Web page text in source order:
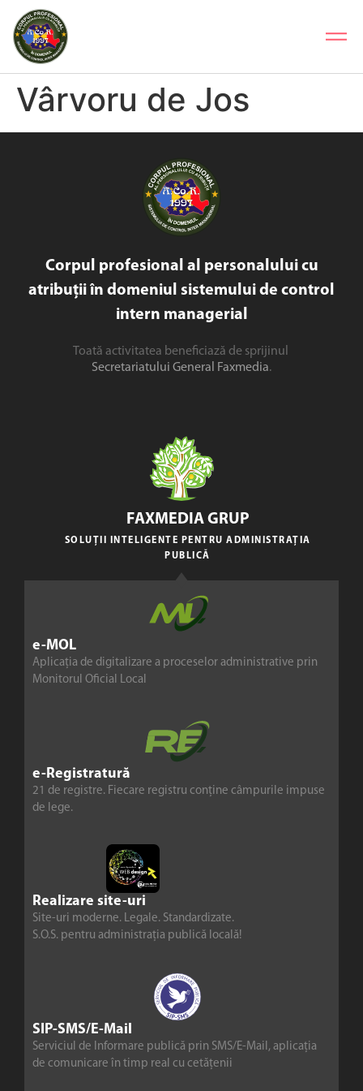
Vârvoru de Jos
Corpul profesional al personalului cu
atribuții în domeniul sistemului de control
intern managerial
Toată activitatea beneficiază de sprijinul
Secretariatului General Faxmedia.
e-MOL
Aplicația de digitalizare a proceselor administrative prin
Monitorul Oficial Local
e-Registratură
21 de registre. Fiecare registru conține câmpurile impuse
de lege.
Realizare site-uri
Site-uri moderne. Legale. Standardizate.
S.O.S. pentru administrația publică locală!
SIP-SMS/E-Mail
Serviciul de Informare publică prin SMS/E-Mail, aplicația
de comunicare în timp real cu cetățenii
FAXMEDIA GRUP
SOLUȚII INTELIGENTE PENTRU ADMINISTRAȚIA
PUBLICĂ